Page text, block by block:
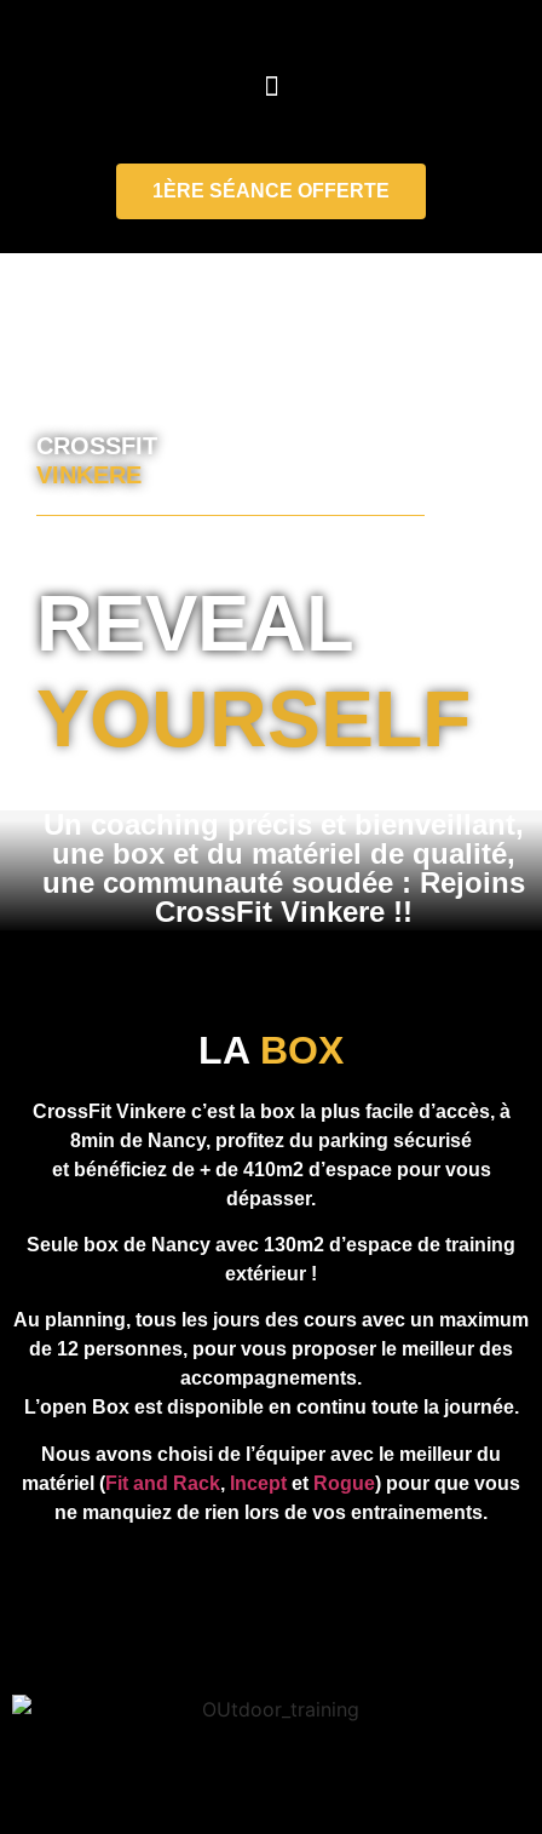
1ÈRE SÉANCE OFFERTE
CROSSFIT
VINKERE
REVEAL
YOURSELF
Un coaching précis et bienveillant,
une box et du matériel de qualité,
une communauté soudée : Rejoins
CrossFit Vinkere !!
LA BOX
CrossFit Vinkere c’est la box la plus facile d’accès, à
8min de Nancy, profitez du parking sécurisé
et bénéficiez de + de 410m2 d’espace pour vous
dépasser.
Seule box de Nancy avec 130m2 d’espace de training
extérieur !
Au planning, tous les jours des cours avec un maximum
de 12 personnes, pour vous proposer le meilleur des
accompagnements.
L’open Box est disponible en continu toute la journée.
Nous avons choisi de l’équiper avec le meilleur du
matériel (Fit and Rack, Incept et Rogue) pour que vous
ne manquiez de rien lors de vos entrainements.